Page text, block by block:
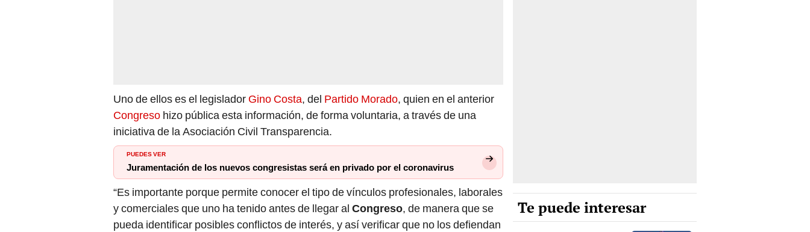
Uno de ellos es el legislador Gino Costa, del Partido Morado, quien en el anterior
Congreso hizo pública esta información, de forma voluntaria, a través de una
iniciativa de la Asociación Civil Transparencia.
PUEDES VER
Juramentación de los nuevos congresistas será en privado por el coronavirus
“Es importante porque permite conocer el tipo de vínculos profesionales, laborales
y comerciales que uno ha tenido antes de llegar al Congreso, de manera que se
pueda identificar posibles conflictos de interés, y así verificar que no los defiendan
Te puede interesar